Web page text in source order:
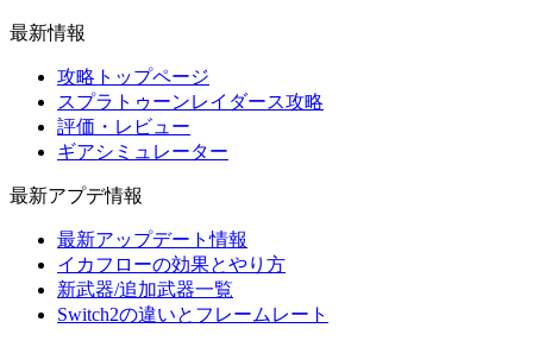
最新情報
攻略トップページ
スプラトゥーンレイダース攻略
評価・レビュー
ギアシミュレーター
最新アプデ情報
最新アップデート情報
イカフローの効果とやり方
新武器/追加武器一覧
Switch2の違いとフレームレート